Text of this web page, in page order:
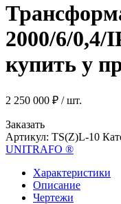
2000/6/0,4/
купить у
2 250 000 ₽ / шт.
Заказать
Артикул: TS(Z)L-10
UNITRAFO ®
Характеристики
Описание
Чертежи